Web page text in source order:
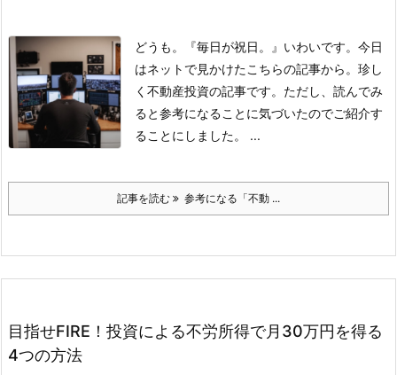
どうも。『毎日が祝日。』いわいです。 今日
はネットで見かけたこちらの記事から。 珍し
く不動産投資の記事です。 ただし、読んでみ
ると参考になることに気づいたのでご紹介す
ることにしました。
...
記事を読む 参考になる「不動 ...
目指せFIRE！投資による不労所得で月30万円を得る
4つの方法